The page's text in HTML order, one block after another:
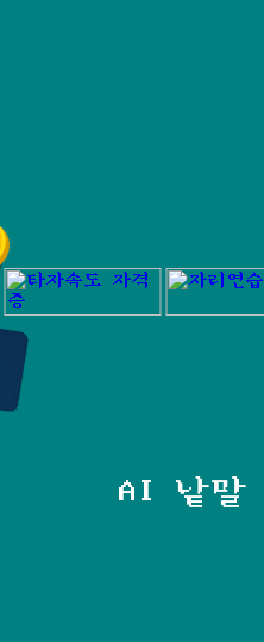
AI 낱말